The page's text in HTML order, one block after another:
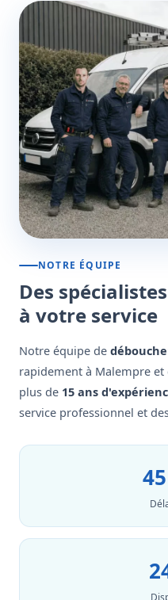
NOTRE ÉQUIPE
Des
à votre service
Notre équipe de
rapidement à Malempre et
plus de 15 ans
service professionnel et